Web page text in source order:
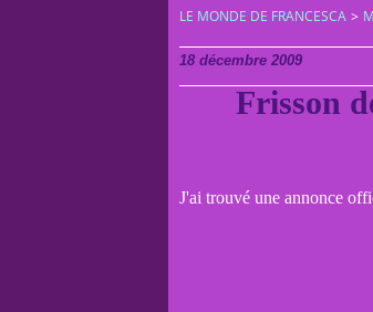
LE MONDE DE FRANCESCA >
18 décembre 2009
Frisson
J'ai trouvé une annonce